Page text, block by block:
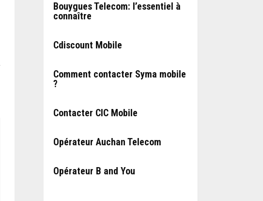
Bouygues Telecom: l’essentiel à
connaître
Cdiscount Mobile
Comment contacter Syma mobile
?
Contacter CIC Mobile
Opérateur Auchan Telecom
Opérateur B and You